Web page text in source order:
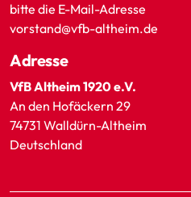
bitte die E-Mail-Adresse
vorstand@vfb-altheim.de
Adresse
VfB Altheim 1920 e.V.
An den Hofäckern 29
74731 Walldürn-Altheim
Deutschland